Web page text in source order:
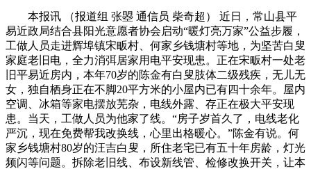
本报讯 （报道组 张曌 通信员 柴奇超） 近日，常山县平
易近政局结合县阳光意愿者协会启动“暖灯亮万家”公益步履，
工做人员走进辉埠镇宋畈村、何家乡钱塘村等地，为坚苦白叟
家庭老旧电，全力消弭居家用电平安现患。正在宋畈村一处老
旧平易近房内，本年70岁的陈金有白叟肢体二级残疾，无儿无
女，独自栖身正在不脚20平方米的小屋内已有四十余年。屋内
空调、冰箱等家电摆放芜杂，电线外露、存正在极大平安现
患。当天，工做人员为他家了线。“房子岁首久了，电线老化
严沉，现在免费帮我改换线，心里出格暖心。”陈金有说。何
家乡钱塘村80岁的汪吉白叟，所住老宅已有五十年房龄，灯光
频闪等问题。拆除老旧线、布设新线管、检修改换开关，让本